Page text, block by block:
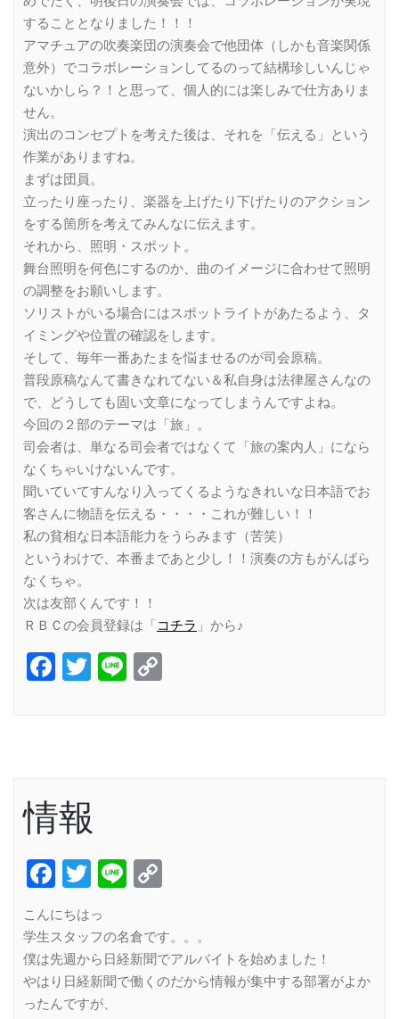
することとなりました！！！
アマチュアの吹奏楽団の演奏会で他団体（しかも音楽関係
意外）でコラボレーションしてるのって結構珍しいんじゃ
ないかしら？！と思って、個人的には楽しみで仕方ありま
せん。
演出のコンセプトを考えた後は、それを「伝える」という
作業がありますね。
まずは団員。
立ったり座ったり、楽器を上げたり下げたりのアクション
をする箇所を考えてみんなに伝えます。
それから、照明・スポット。
舞台照明を何色にするのか、曲のイメージに合わせて照明
の調整をお願いします。
ソリストがいる場合にはスポットライトがあたるよう、タ
イミングや位置の確認をします。
そして、毎年一番あたまを悩ませるのが司会原稿。
普段原稿なんて書きなれてない＆私自身は法律屋さんなの
で、どうしても固い文章になってしまうんですよね。
今回の２部のテーマは「旅」。
司会者は、単なる司会者ではなくて「旅の案内人」になら
なくちゃいけないんです。
聞いていてすんなり入ってくるようなきれいな日本語でお
客さんに物語を伝える・・・・これが難しい！！
私の貧相な日本語能力をうらみます（苦笑）
というわけで、本番まであと少し！！演奏の方もがんばら
なくちゃ。
次は友部くんです！！
ＲＢＣの会員登録は「コチラ 」から♪
Facebook
Twitter
Line
情報
Facebook
Twitter
Line
こんにちはっ
学生スタッフの名倉です。。。
僕は先週から日経新聞でアルバイトを始めました！
やはり日経新聞で働くのだから情報が集中する部署がよか
ったんですが、